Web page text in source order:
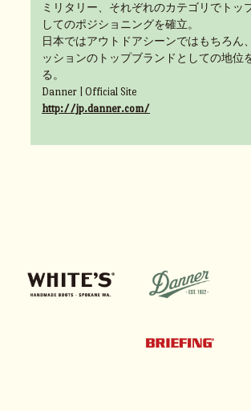
ミリタリー、それぞれのカテゴリでトッ
してのポジショニングを確立。
日本ではアウトドアシーンではもちろん
ッションのトップブランドとしての地位
る。
Danner | Official Site
http://jp.danner.com/